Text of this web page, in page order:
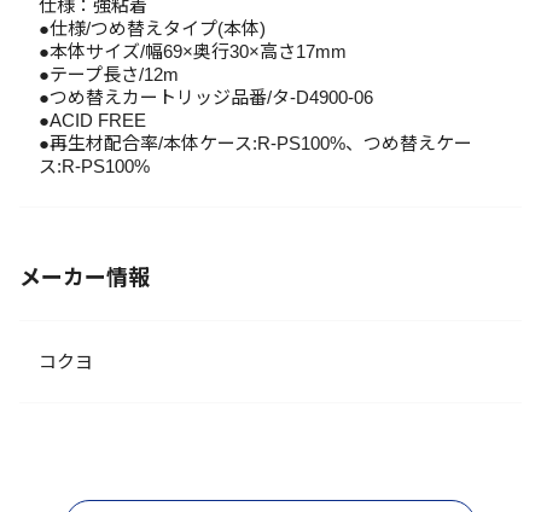
仕様：強粘着
●仕様/つめ替えタイプ(本体)
●本体サイズ/幅69×奥行30×高さ17mm
●テープ長さ/12m
●つめ替えカートリッジ品番/タ-D4900-06
●ACID FREE
●再生材配合率/本体ケース:R-PS100%、つめ替えケー
ス:R-PS100%
メーカー情報
コクヨ